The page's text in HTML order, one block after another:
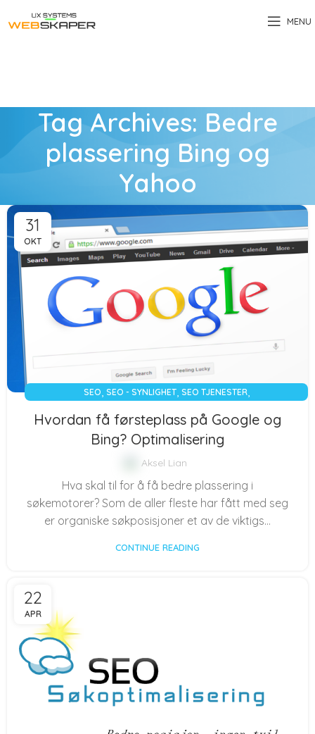
MENU
Tag Archives: Bedre
plassering Bing og
Yahoo
31
OKT
SEO, SEO - SYNLIGHET, SEO TJENESTER,
Hvordan få førsteplass på Google og
Bing? Optimalisering
Aksel Lian
Hva skal til for å få bedre plassering i
søkemotorer? Som de aller fleste har fått med seg
er organiske søkposisjoner et av de viktigs...
CONTINUE READING
22
APR